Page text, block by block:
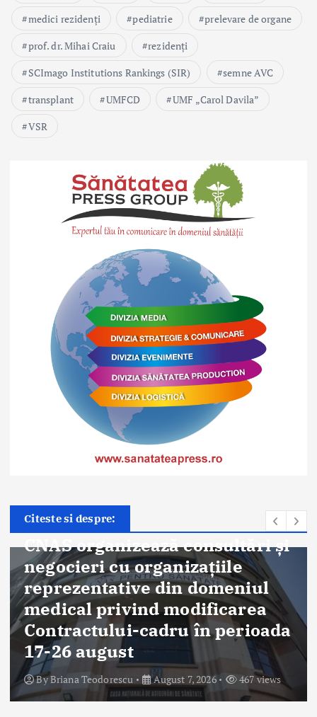
medici rezidenți
pediatrie
prelevare de organe
prof. dr. Mihai Craiu
rezidenți
SCImago Institutions Rankings (SIR)
semne AVC
transplant
UMFCD
UMF „Carol Davila”
VSR
Citeste si despre: